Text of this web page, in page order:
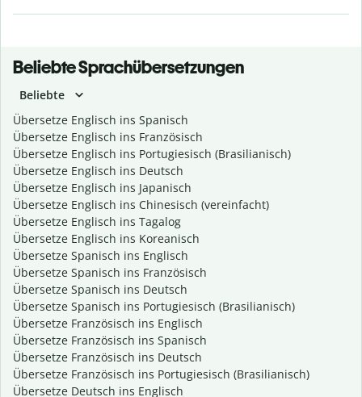
Beliebte Sprachübersetzungen
Beliebte
Übersetze Englisch ins Spanisch
Übersetze Englisch ins Französisch
Übersetze Englisch ins Portugiesisch (Brasilianisch)
Übersetze Englisch ins Deutsch
Übersetze Englisch ins Japanisch
Übersetze Englisch ins Chinesisch (vereinfacht)
Übersetze Englisch ins Tagalog
Übersetze Englisch ins Koreanisch
Übersetze Spanisch ins Englisch
Übersetze Spanisch ins Französisch
Übersetze Spanisch ins Deutsch
Übersetze Spanisch ins Portugiesisch (Brasilianisch)
Übersetze Französisch ins Englisch
Übersetze Französisch ins Spanisch
Übersetze Französisch ins Deutsch
Übersetze Französisch ins Portugiesisch (Brasilianisch)
Übersetze Deutsch ins Englisch